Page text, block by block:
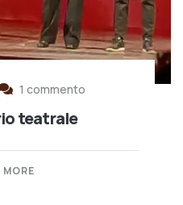
1 commento
teatrale